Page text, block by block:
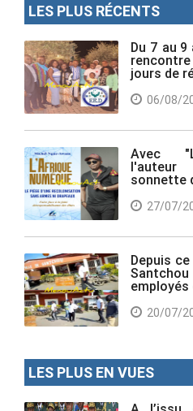
LES PLUS RÉCENTS
Du 7 au 9
jours de
06/08/
Avec
l'auteur
sonnette
27/07/
Depuis
employés
20/07/
LES PLUS EN VUES